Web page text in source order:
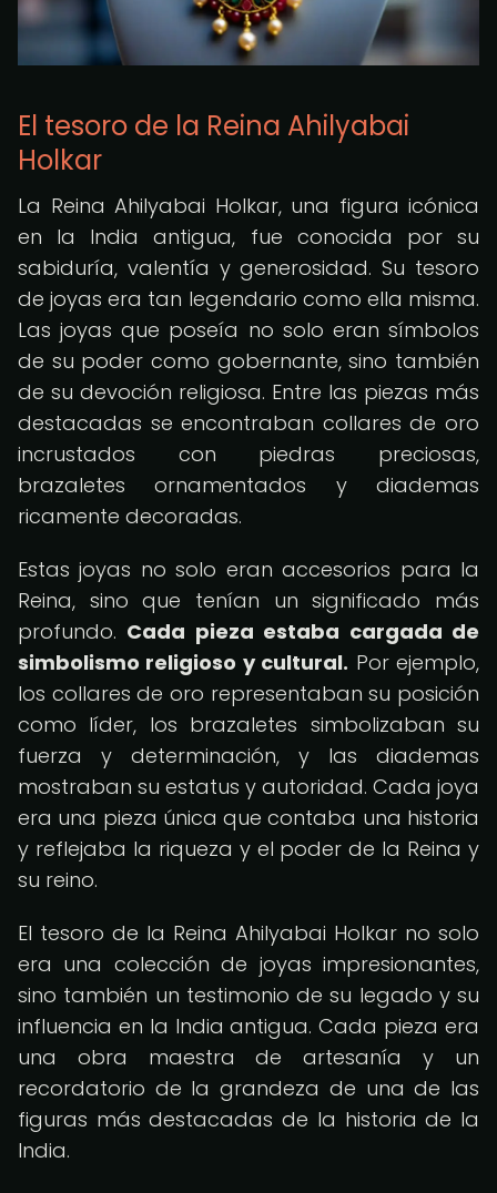
El tesoro de la Reina Ahilyabai
Holkar
La Reina Ahilyabai Holkar, una figura icónica
en la India antigua, fue conocida por su
sabiduría, valentía y generosidad. Su tesoro
de joyas era tan legendario como ella misma.
Las joyas que poseía no solo eran símbolos
de su poder como gobernante, sino también
de su devoción religiosa. Entre las piezas más
destacadas se encontraban collares de oro
incrustados con piedras preciosas,
brazaletes ornamentados y diademas
ricamente decoradas.
Estas joyas no solo eran accesorios para la
Reina, sino que tenían un significado más
profundo. Cada pieza estaba cargada de
simbolismo religioso y cultural. Por ejemplo,
los collares de oro representaban su posición
como líder, los brazaletes simbolizaban su
fuerza y determinación, y las diademas
mostraban su estatus y autoridad. Cada joya
era una pieza única que contaba una historia
y reflejaba la riqueza y el poder de la Reina y
su reino.
El tesoro de la Reina Ahilyabai Holkar no solo
era una colección de joyas impresionantes,
sino también un testimonio de su legado y su
influencia en la India antigua. Cada pieza era
una obra maestra de artesanía y un
recordatorio de la grandeza de una de las
figuras más destacadas de la historia de la
India.